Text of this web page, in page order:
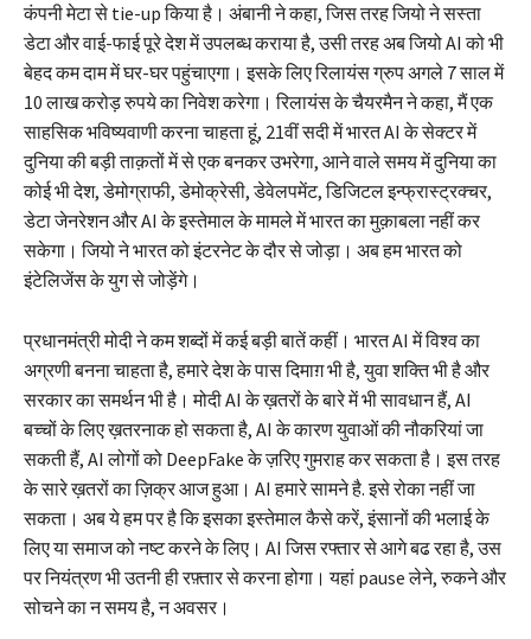
कंपनी मेटा से tie-up किया है। अंबानी ने कहा, जिस तरह जियो ने सस्ता
डेटा और वाई-फाई पूरे देश में उपलब्ध कराया है, उसी तरह अब जियो AI को भी
बेहद कम दाम में घर-घर पहुंचाएगा। इसके लिए रिलायंस ग्रुप अगले 7 साल में
10 लाख करोड़ रुपये का निवेश करेगा। रिलायंस के चैयरमैन ने कहा, मैं एक
साहसिक भविष्यवाणी करना चाहता हूं, 21वीं सदी में भारत AI के सेक्टर में
दुनिया की बड़ी ताक़तों में से एक बनकर उभरेगा, आने वाले समय में दुनिया का
कोई भी देश, डेमोग्राफी, डेमोक्रेसी, डेवेलपमेंट, डिजिटल इन्फ्रास्ट्रक्चर,
डेटा जेनरेशन और AI के इस्तेमाल के मामले में भारत का मुक़ाबला नहीं कर
सकेगा। जियो ने भारत को इंटरनेट के दौर से जोड़ा। अब हम भारत को
इंटेलिजेंस के युग से जोड़ेंगे।
प्रधानमंत्री मोदी ने कम शब्दों में कई बड़ी बातें कहीं। भारत AI में विश्व का
अग्रणी बनना चाहता है, हमारे देश के पास दिमाग़ भी है, युवा शक्ति भी है और
सरकार का समर्थन भी है। मोदी AI के ख़तरों के बारे में भी सावधान हैं, AI
बच्चों के लिए ख़तरनाक हो सकता है, AI के कारण युवाओं की नौकरियां जा
सकती हैं, AI लोगों को DeepFake के ज़रिए गुमराह कर सकता है। इस तरह
के सारे ख़तरों का ज़िक्र आज हुआ। AI हमारे सामने है. इसे रोका नहीं जा
सकता। अब ये हम पर है कि इसका इस्तेमाल कैसे करें, इंसानों की भलाई के
लिए या समाज को नष्ट करने के लिए। AI जिस रफ्तार से आगे बढ रहा है, उस
पर नियंत्रण भी उतनी ही रफ़्तार से करना होगा। यहां pause लेने, रुकने और
सोचने का न समय है, न अवसर।